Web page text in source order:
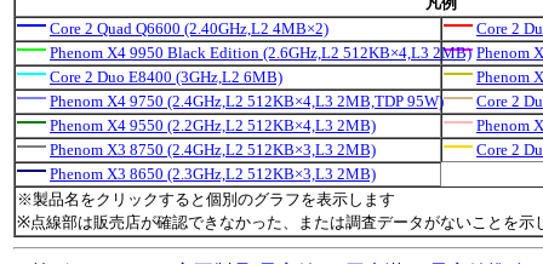
Core 2 Quad Q6600 (2.40GHz,L2 4MB×2)
Core 2
Phenom X4 9950 Black Edition (2.6GHz,L2 512KB×4,L3 2MB) Phenom
Core 2 Duo E8400 (3GHz,L2 6MB)
Phenom
Phenom X4 9750 (2.4GHz,L2 512KB×4,L3 2MB,TDP 95W)
Core 2
Phenom X4 9550 (2.2GHz,L2 512KB×4,L3 2MB)
Phenom
Phenom X3 8750 (2.4GHz,L2 512KB×3,L3 2MB)
Core 2
Phenom X3 8650 (2.3GHz,L2 512KB×3,L3 2MB)
※製品名をクリックすると個別のグラフを表示します
※点線部は販売店が確認できなかった、または調査データがないことを示